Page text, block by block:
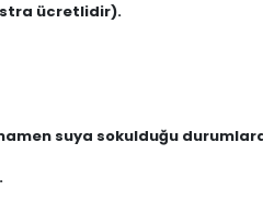
ücretlidir).
suya sokulduğu